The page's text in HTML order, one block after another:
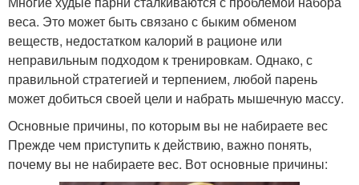
веса. Это может быть связано с быким обменом
веществ, недостатком калорий в рационе или
неправильным подходом к тренировкам. Однако, с
правильной стратегией и терпением, любой парень
может добиться своей цели и набрать мышечную массу.
Основные причины, по которым вы не набираете вес
Прежде чем приступить к действию, важно понять,
почему вы не набираете вес. Вот основные причины: